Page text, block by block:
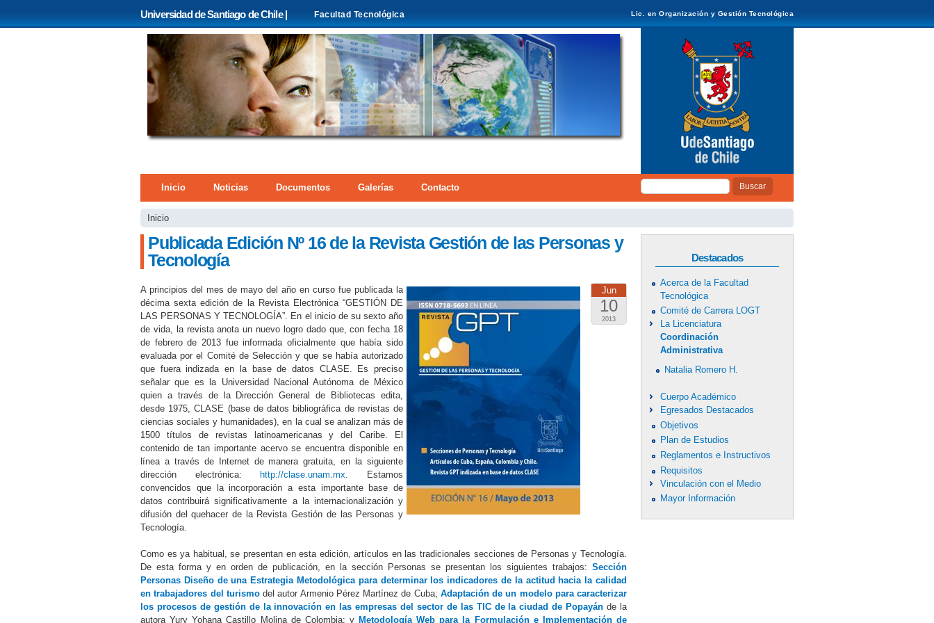
principal
Universidad de Santiago de Chile | Facultad Tecnológica Lic. en Organización y Gestión Tecnológica
Menú principal
Inicio Noticias Documentos Galerías Contacto
Formulario de
Buscar
Se encuentra usted aquí
Inicio
Publicada Edición Nº 16 de la Revista Gestión de las Personas y
Tecnología
Jun
10
2013
A principios del mes de mayo del año en curso fue publicada la
décima sexta edición de la Revista Electrónica “GESTIÓN DE
LAS PERSONAS Y TECNOLOGÍA”. En el inicio de su sexto año
de vida, la revista anota un nuevo logro dado que, con fecha 18
de febrero de 2013 fue informada oficialmente que había sido
evaluada por el Comité de Selección y que se había autorizado
que fuera indizada en la base de datos CLASE. Es preciso
señalar que es la Universidad Nacional Autónoma de México
quien a través de la Dirección General de Bibliotecas edita,
desde 1975, CLASE (base de datos bibliográfica de revistas de
ciencias sociales y humanidades), en la cual se analizan más de
1500 títulos de revistas latinoamericanas y del Caribe. El
contenido de tan importante acervo se encuentra disponible en
línea a través de Internet de manera gratuita, en la siguiente
dirección electrónica:
http://clase.unam.mx. Estamos
convencidos que la incorporación a esta importante base de
datos contribuirá significativamente a la internacionalización y
difusión del quehacer de la Revista Gestión de las Personas y
Tecnología.
Como es ya habitual, se presentan en esta edición, artículos en las tradicionales secciones de Personas y Tecnología.
De esta forma y en orden de publicación, en la sección Personas se presentan los siguientes trabajos: Sección
Personas Diseño de una Estrategia Metodológica para determinar los indicadores de la actitud hacia la calidad
en trabajadores del turismodel autor Armenio Pérez Martínez de Cuba; Adaptación de un modelo para caracterizar
los procesos de gestión de la innovación en las empresas del sector de las TIC de la ciudad de Popayán de la
autora Yury Yohana Castillo Molina de Colombia; y Metodología Web para la Formulación e Implementación de
Destacados
Acerca de la Facultad
Tecnológica
Comité de Carrera LOGT
La Licenciatura
Coordinación
Administrativa
Natalia Romero H.
Cuerpo Académico
Egresados Destacados
Objetivos
Plan de Estudios
Reglamentos e Instructivos
Requisitos
Vinculación con el Medio
Mayor Información